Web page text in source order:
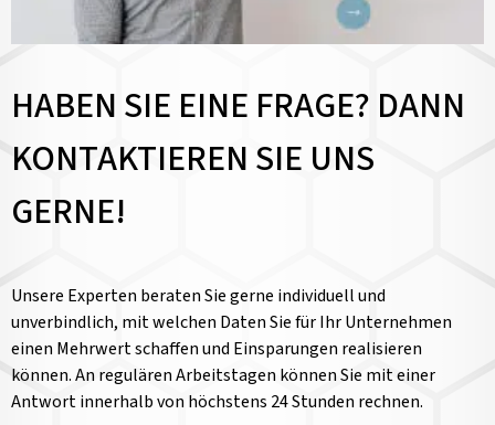
HABEN SIE EINE FRAGE? DANN
KONTAKTIEREN SIE UNS
GERNE!
Unsere Experten beraten Sie gerne individuell und
unverbindlich, mit welchen Daten Sie für Ihr Unternehmen
einen Mehrwert schaffen und Einsparungen realisieren
können. An regulären Arbeitstagen können Sie mit einer
Antwort innerhalb von höchstens 24 Stunden rechnen.